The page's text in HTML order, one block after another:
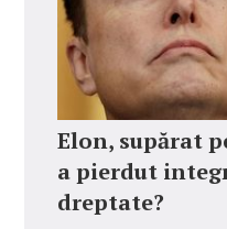
Elon, supărat
a pierdut
dreptate?